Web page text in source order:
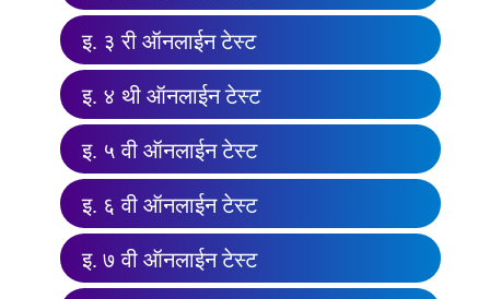
इ. ३ री ऑनलाईन टेस्ट
इ. ४ थी ऑनलाईन टेस्ट
इ. ५ वी ऑनलाईन टेस्ट
इ. ६ वी ऑनलाईन टेस्ट
इ. ७ वी ऑनलाईन टेस्ट